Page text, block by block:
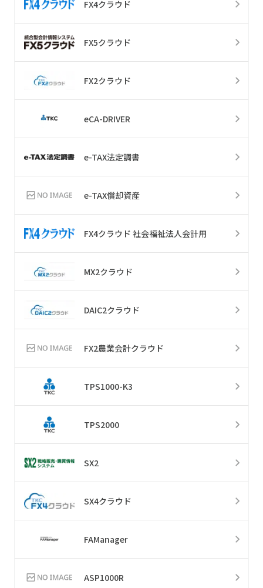
FX4クラウド
FX5クラウド
FX2クラウド
eCA-DRIVER
e-TAX法定調書
e-TAX償却資産
FX4クラウド 社会福祉法人会計用
MX2クラウド
DAIC2クラウド
FX2農業会計クラウド
TPS1000-K3
TPS2000
SX2
SX4クラウド
FAManager
ASP1000R